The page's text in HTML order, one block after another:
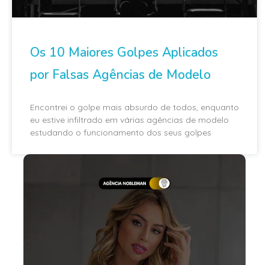
Os 10 Maiores Golpes Aplicados
por Falsas Agências de Modelo
Encontrei o golpe mais absurdo de todos, enquanto
eu estive infiltrado em várias agências de modelo
estudando o funcionamento dos seus golpes